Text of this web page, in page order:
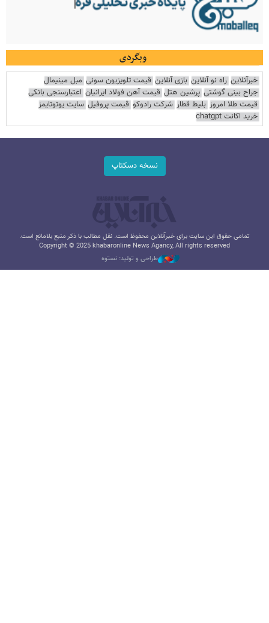
وبگردی
خبرآنلاین راه نو آنلاین بازی آنلاین قیمت تلویزیون سونی مبل مینیمال
جراح بینی گوشتی پرشین هتل قیمت آهن فولاد ایرانیان اعتبارسنجی بانکی
قیمت طلا امروز بلیط قطار شرکت رادوکو قیمت پروفیل سایت یوتوتایمز
خرید اکانت chatgpt
نسخه دسکتاپ
تمامی حقوق این سایت برای خبرآنلاین محفوظ است. نقل مطالب با ذکر منبع بلامانع است.
Copyright © 2025 khabaronline News Agancy, All rights reserved
طراحی و تولید: نستوه